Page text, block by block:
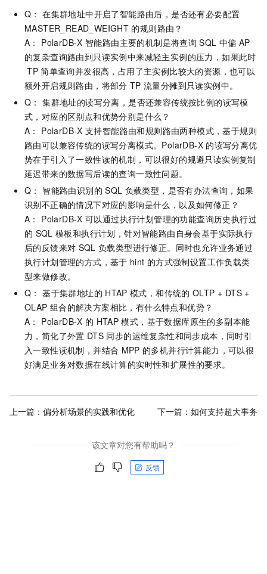
Q： 在集群地址中开启了智能路由后，是否还有必要配置
MASTER_READ_WEIGHT 的规则路由？
A： PolarDB-X 智能路由主要的机制是将查询 SQL 中偏 AP
的复杂查询路由到只读实例中来减轻主实例的压力，如果此时
TP 简单查询并发很高，占用了主实例比较大的资源，也可以
额外开启规则路由，将部分 TP 流量分摊到只读实例中。
Q： 集群地址的读写分离，是否还兼容传统按比例的读写模
式，对应的区别点和优势分别是什么？
A： PolarDB-X 支持智能路由和规则路由两种模式，基于规则
路由可以兼容传统的读写分离模式。 PolarDB-X 的读写分离优
势在于引入了一致性读的机制，可以很好的规避只读实例复制
延迟带来的数据写后读的查询一致性问题。
Q： 智能路由识别的 SQL 负载类型，是否有办法查询，如果
识别不正确的情况下对应的影响是什么，以及如何修正？
A： PolarDB-X 可以通过执行计划管理的功能查询历史执行过
的 SQL 模板和执行计划，针对智能路由自身会基于实际执行
后的反馈来对 SQL 负载类型进行修正。同时也允许业务通过
执行计划管理的方式，基于 hint 的方式强制设置工作负载类
型来做修改。
Q： 基于集群地址的 HTAP 模式，和传统的 OLTP + DTS +
OLAP 组合的解决方案相比，有什么特点和优势？
A： PolarDB-X 的 HTAP 模式，基于数据库原生的多副本能
力，简化了外置 DTS 同步的运维复杂性和同步成本，同时引
入一致性读机制，并结合 MPP 的多机并行计算能力，可以很
好满足业务对数据在线计算的实时性和扩展性的要求。
上一篇： 偏分析场景的实践和优化 下一篇： 如何支持超大事务
该文章对您有帮助吗？
反馈